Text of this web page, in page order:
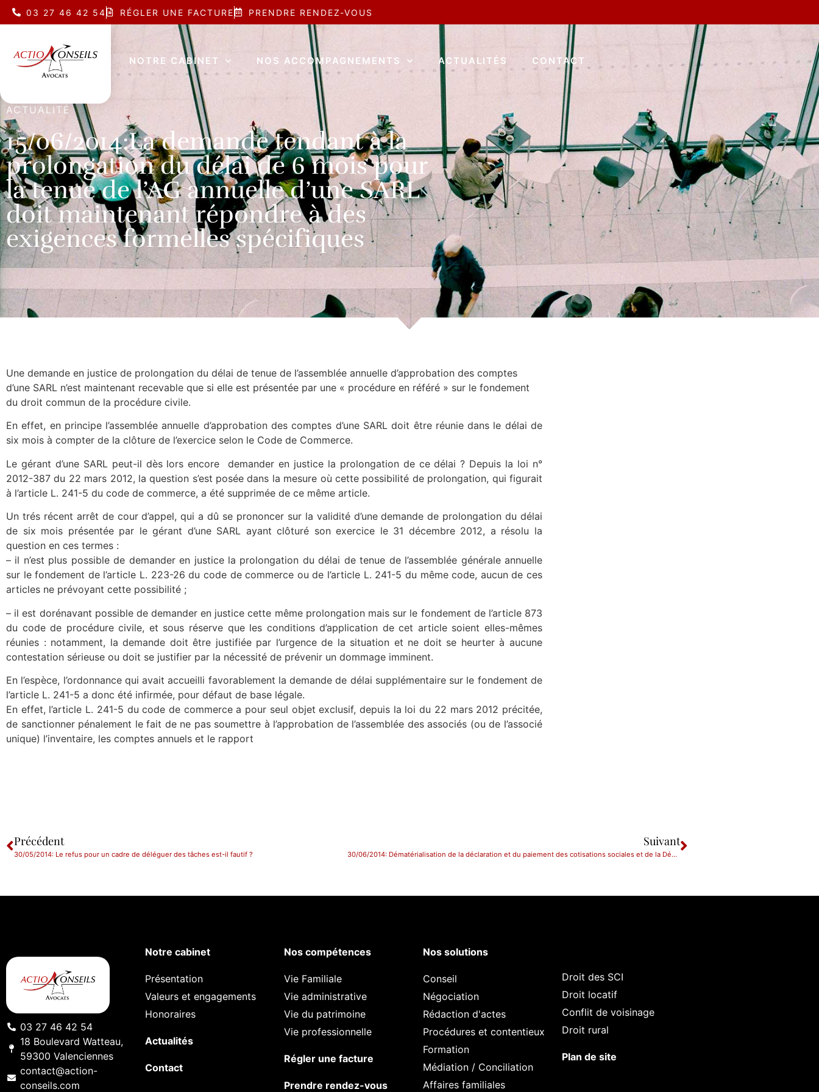
03 27 46 42 54 RÉGLER UNE FACTURE PRENDRE RENDEZ-VOUS
NOTRE CABINET NOS ACCOMPAGNEMENTS ACTUALITÉS CONTACT
ACTUALITÉ
15/06/2014:La demande tendant à la
prolongation du délai de 6 mois pour
la tenue de l’AG annuelle d’une SARL
doit maintenant répondre à des
exigences formelles spécifiques
Une demande en justice de prolongation du délai de tenue de l’assemblée annuelle d’approbation des comptes
d’une SARL n’est maintenant recevable que si elle est présentée par une « procédure en référé » sur le fondement
du droit commun de la procédure civile.
En effet, en principe l’assemblée annuelle d’approbation des comptes d’une SARL doit être réunie dans le délai de
six mois à compter de la clôture de l’exercice selon le Code de Commerce.
Le gérant d’une SARL peut-il dès lors encore demander en justice la prolongation de ce délai ? Depuis la loi n°
2012-387 du 22 mars 2012, la question s’est posée dans la mesure où cette possibilité de prolongation, qui figurait
à l’article L. 241-5 du code de commerce, a été supprimée de ce même article.
Un trés récent arrêt de cour d’appel, qui a dû se prononcer sur la validité d’une demande de prolongation du délai
de six mois présentée par le gérant d’une SARL ayant clôturé son exercice le 31 décembre 2012, a résolu la
question en ces termes :
– il n’est plus possible de demander en justice la prolongation du délai de tenue de l’assemblée générale annuelle
sur le fondement de l’article L. 223-26 du code de commerce ou de l’article L. 241-5 du même code, aucun de ces
articles ne prévoyant cette possibilité ;
– il est dorénavant possible de demander en justice cette même prolongation mais sur le fondement de l’article 873
du code de procédure civile, et sous réserve que les conditions d’application de cet article soient elles-mêmes
réunies : notamment, la demande doit être justifiée par l’urgence de la situation et ne doit se heurter à aucune
contestation sérieuse ou doit se justifier par la nécessité de prévenir un dommage imminent.
En l’espèce, l’ordonnance qui avait accueilli favorablement la demande de délai supplémentaire sur le fondement de
l’article L. 241-5 a donc été infirmée, pour défaut de base légale.
En effet, l’article L. 241-5 du code de commerce a pour seul objet exclusif, depuis la loi du 22 mars 2012 précitée,
de sanctionner pénalement le fait de ne pas soumettre à l’approbation de l’assemblée des associés (ou de l’associé
unique) l’inventaire, les comptes annuels et le rapport
Précédent
30/05/2014: Le refus pour un cadre de déléguer des tâches est-il fautif ?
Suivant
30/06/2014: Dématérialisation de la déclaration et du paiement des cotisations sociales et de la Déclaration Préalable à l’Embauche: modifications des règles à compter du 1er octobre 2014
03 27 46 42 54
18 Boulevard Watteau,
59300 Valenciennes
contact@action-
conseils.com
Notre cabinet
Présentation
Valeurs et engagements
Honoraires
Actualités
Contact
Nos compétences
Vie Familiale
Vie administrative
Vie du patrimoine
Vie professionnelle
Régler une facture
Prendre rendez-vous
Nos solutions
Conseil
Négociation
Rédaction d'actes
Procédures et contentieux
Formation
Médiation / Conciliation
Affaires familiales
Droit des SCI
Droit locatif
Conflit de voisinage
Droit rural
Plan de site